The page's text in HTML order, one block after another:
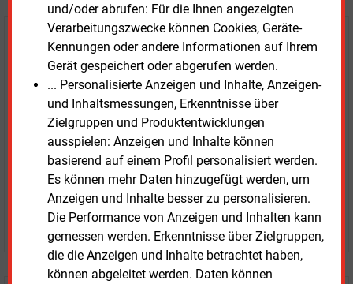
und/oder abrufen: Für die Ihnen angezeigten
Verarbeitungszwecke können Cookies, Geräte-
Kennungen oder andere Informationen auf Ihrem
Gerät gespeichert oder abgerufen werden.
... Personalisierte Anzeigen und Inhalte, Anzeigen-
und Inhaltsmessungen, Erkenntnisse über
Zielgruppen und Produktentwicklungen
ausspielen: Anzeigen und Inhalte können
basierend auf einem Profil personalisiert werden.
Es können mehr Daten hinzugefügt werden, um
Anzeigen und Inhalte besser zu personalisieren.
Die Performance von Anzeigen und Inhalten kann
gemessen werden. Erkenntnisse über Zielgruppen,
die die Anzeigen und Inhalte betrachtet haben,
können abgeleitet werden. Daten können
Testen SieE&M
kostenlos und
unverbindlich
Zwei Wochen kostenfreier Zugang
Zugang auf stündlich aktualisierte Nachrichten mit
Prognose- und Marktdaten
+ einmal täglich E&M daily
+ zwei Ausgaben der Zeitung E&M
ohne automatische Verlängerung
JETZT KOSTENLOS TESTEN